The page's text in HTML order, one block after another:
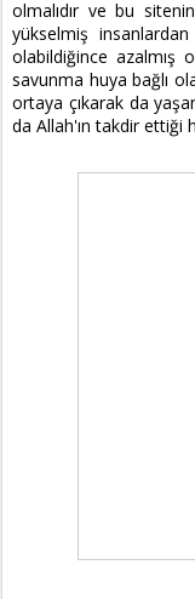
olmalıdır ve bu
yükselmiş
olabildiğince azalmış
savunma huya bağlı
ortaya çıkarak da
da Allah'ın takdir ettiği